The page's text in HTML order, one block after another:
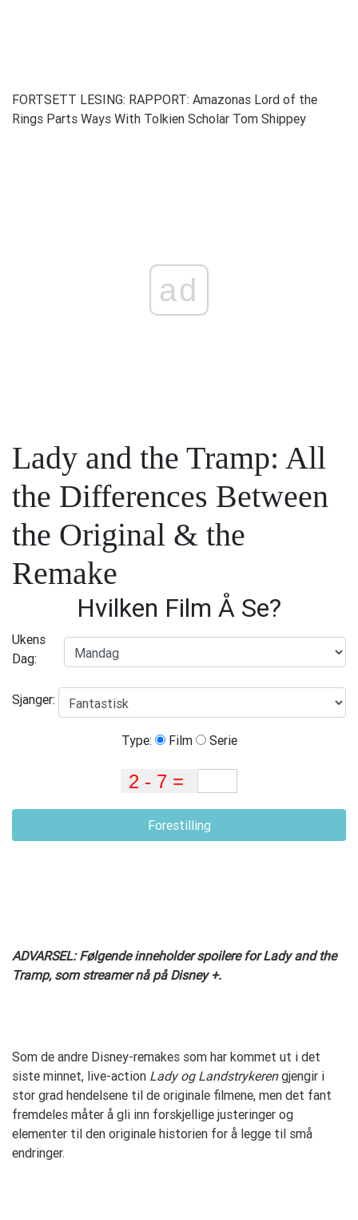
FORTSETT LESING: RAPPORT: Amazonas Lord of the
Rings Parts Ways With Tolkien Scholar Tom Shippey
ad
Lady and the Tramp: All
the Differences Between
the Original & the
Remake
Hvilken Film Å Se?
Ukens
Dag:
Sjanger:
Type: Film Serie
Forestilling
ADVARSEL: Følgende inneholder spoilere for Lady and the
Tramp, som streamer nå på Disney +.
Som de andre Disney-remakes som har kommet ut i det
siste minnet, live-action Lady og Landstrykerengjengir i
stor grad hendelsene til de originale filmene, men det fant
fremdeles måter å gli inn forskjellige justeringer og
elementer til den originale historien for å legge til små
endringer.